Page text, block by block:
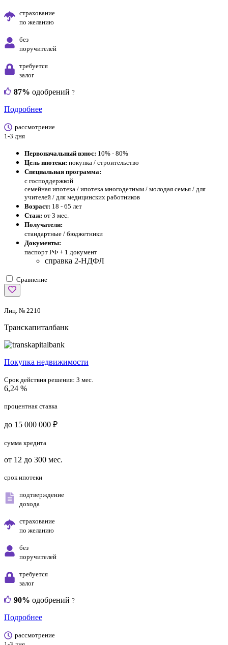
страхование
по желанию
без
поручителей
требуется
залог
87% одобрений ?
Подробнее
рассмотрение
1-3 дня
Первоначальный взнос: 10% - 80%
Цель ипотеки: покупка / строительство
Специальная программа:
с господдержкой
семейная ипотека / ипотека многодетным / молодая семья / для
учителей / для медицинских работников
Возраст: 18 - 65 лет
Стаж: от 3 мес.
Получатели:
стандартные / бюджетники
Документы:
паспорт РФ + 1 документ
справка 2-НДФЛ
Сравнение
Лиц. № 2210
Транскапиталбанк
Покупка недвижимости
Срок действия решения: 3 мес.
6,24 %
процентная ставка
до 15 000 000 ₽
сумма кредита
от 12 до 300 мес.
срок ипотеки
подтверждение
дохода
страхование
по желанию
без
поручителей
требуется
залог
90% одобрений ?
Подробнее
рассмотрение